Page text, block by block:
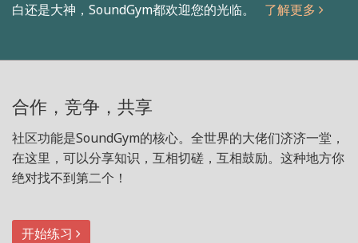
白还是大神，SoundGym都欢迎您的光临。 了解更多
合作，竞争，共享
社区功能是SoundGym的核心。全世界的大佬们济济一堂，
在这里，可以分享知识，互相切磋，互相鼓励。这种地方你
绝对找不到第二个！
开始练习